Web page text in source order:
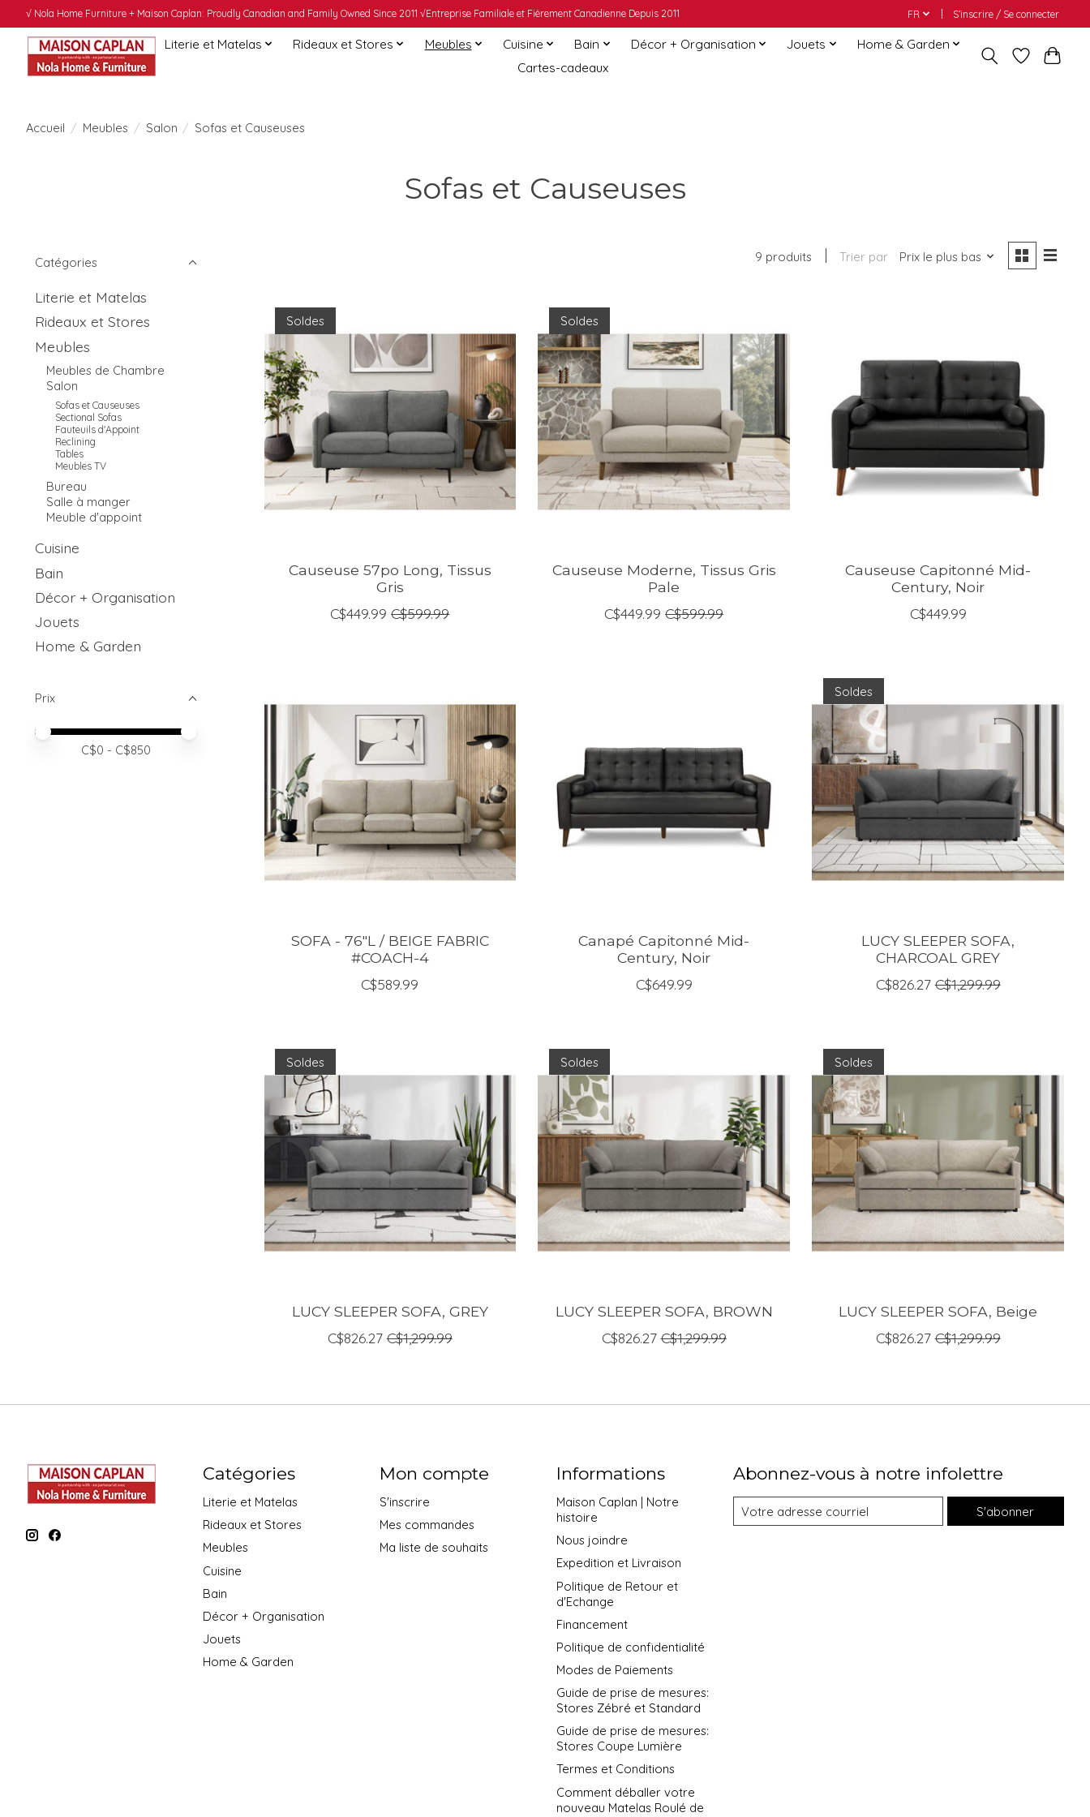
√ Nola Home Furniture + Maison Caplan: Proudly Canadian and Family Owned Since 2011 √Entreprise Familiale et Fièrement Canadienne Depuis 2011 FR S’inscrire / Se connecter
Literie et Matelas Rideaux et Stores Meubles Cuisine Bain Décor + Organisation Jouets
Home & Garden
Cartes-cadeaux
Accueil / Meubles / Salon / Sofas et Causeuses
Sofas et Causeuses
Catégories
Literie et Matelas
Rideaux et Stores
Meubles
Meubles de Chambre
Salon
Sofas et Causeuses
Sectional Sofas
Fauteuils d'Appoint
Reclining
Tables
Meubles TV
Bureau
Salle à manger
Meuble d'appoint
Cuisine
Bain
Décor + Organisation
Jouets
Home & Garden
Prix
Prix minimum
Price maximum value
C$0 - C$850
9 produits Trier par Prix le plus bas
Soldes
Causeuse 57po Long, Tissus
Gris
C$449.99 C$599.99
Soldes
Causeuse Moderne, Tissus Gris
Pale
C$449.99 C$599.99
Causeuse Capitonné Mid-
Century, Noir
C$449.99
SOFA - 76"L / BEIGE FABRIC
#COACH-4
C$589.99
Canapé Capitonné Mid-
Century, Noir
C$649.99
Soldes
LUCY SLEEPER SOFA,
CHARCOAL GREY
C$826.27 C$1,299.99
Soldes
LUCY SLEEPER SOFA, GREY
C$826.27 C$1,299.99
Soldes
LUCY SLEEPER SOFA, BROWN
C$826.27 C$1,299.99
Soldes
LUCY SLEEPER SOFA, Beige
C$826.27 C$1,299.99
Catégories
Literie et Matelas
Rideaux et Stores
Meubles
Cuisine
Bain
Décor + Organisation
Jouets
Home & Garden
Mon compte
S'inscrire
Mes commandes
Ma liste de souhaits
Informations
Maison Caplan | Notre
histoire
Nous joindre
Expedition et Livraison
Politique de Retour et
d'Echange
Financement
Politique de confidentialité
Modes de Paiements
Guide de prise de mesures:
Stores Zébré et Standard
Guide de prise de mesures:
Stores Coupe Lumière
Termes et Conditions
Comment déballer votre
nouveau Matelas Roulé de
Abonnez-vous à notre infolettre
S'abonner